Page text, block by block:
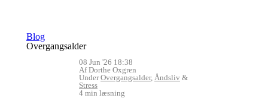
Blog
Overgangsalder
08 Jun '26 18:38
Af Dorthe Oxgren
UnderOvergangsalder, Åndsliv &
Stress
4 min læsning